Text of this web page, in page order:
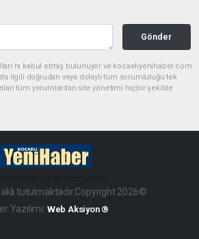
Gönder
kabul etmiş bulunuyor ve kocaeliyenihaber.com
ilgili doğrudan veya dolaylı tüm sorumluluğu tek
tüm yorumlardan site yönetimi hiçbir şekilde
tutulmaktadır.Copyright 2026©
Yazılımı: Web Aksiyon ®